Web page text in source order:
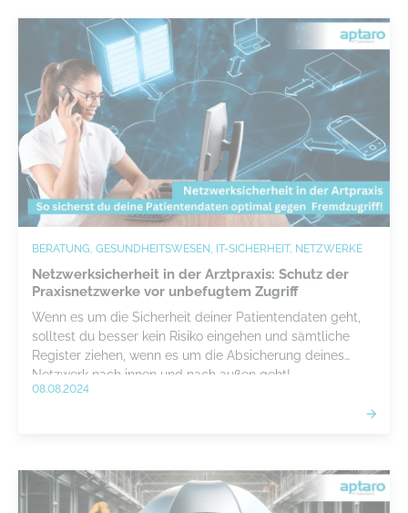
BERATUNG, GESUNDHEITSWESEN, IT-SICHERHEIT, NETZWERKE
Netzwerksicherheit in der Arztpraxis: Schutz der
Praxisnetzwerke vor unbefugtem Zugriff
Wenn es um die Sicherheit deiner Patientendaten geht,
solltest du besser kein Risiko eingehen und sämtliche
Register ziehen, wenn es um die Absicherung deines
Netzwerk nach innen und nach außen geht!
08.08.2024